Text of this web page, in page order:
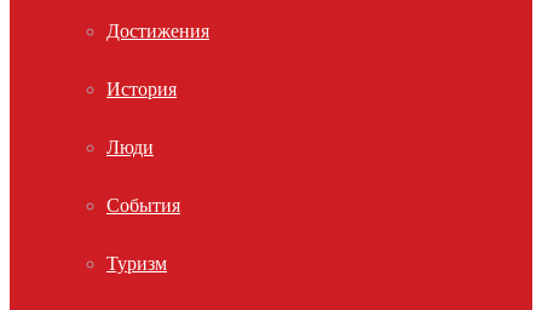
Достижения
История
Люди
События
Туризм